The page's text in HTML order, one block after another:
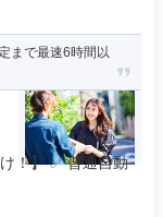
まで最速6時間以
！】 ✅ 普通自動